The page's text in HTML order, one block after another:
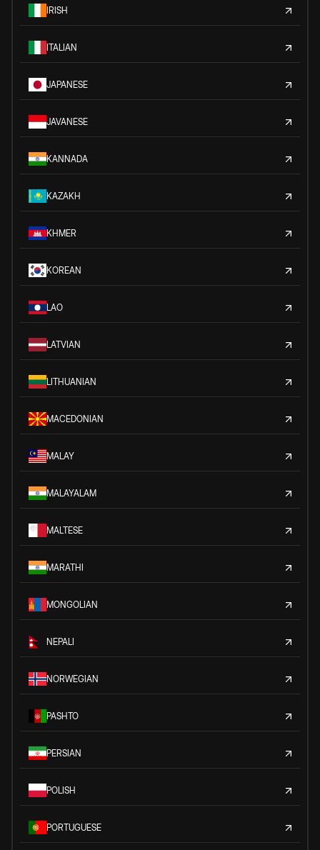
IRISH
ITALIAN
JAPANESE
JAVANESE
KANNADA
KAZAKH
KHMER
KOREAN
LAO
LATVIAN
LITHUANIAN
MACEDONIAN
MALAY
MALAYALAM
MALTESE
MARATHI
MONGOLIAN
NEPALI
NORWEGIAN
PASHTO
PERSIAN
POLISH
PORTUGUESE